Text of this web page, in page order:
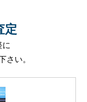
定
に
さい。